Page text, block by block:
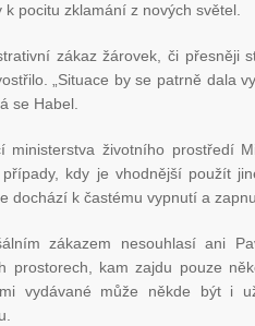
k pocitu zklamání z nových světel.
zákaz žárovek, či přesněji
„Situace by se patrně dala
se Habel.
ministerstva životního prostředí
kdy je vhodnější použít
dochází k častému vypnutí a
zákazem nesouhlasí ani
prostorech, kam zajdu pouze
vydávané může někde být i